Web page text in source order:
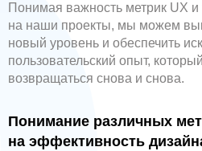
Понимая важность метрик UX и
на наши проекты, мы можем
новый уровень и обеспечить
пользовательский опыт,
возвращаться снова и снова.
Понимание различных
на эффективность